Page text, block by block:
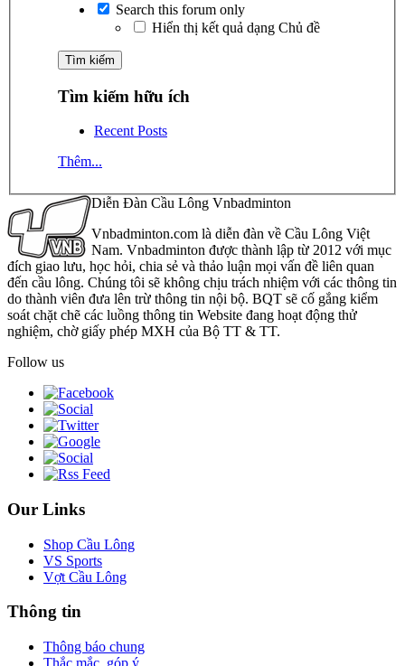
Search this forum only
Hiển thị kết quả dạng Chủ đề
Tìm kiếm hữu ích
Recent Posts
Thêm...
Diễn Đàn Cầu Lông Vnbadminton
Vnbadminton.com là diễn đàn về Cầu Lông Việt
Nam. Vnbadminton được thành lập từ 2012 với mục
đích giao lưu, học hỏi, chia sẻ và thảo luận mọi vấn đề liên quan
đến cầu lông. Chúng tôi sẽ không chịu trách nhiệm với các thông tin
do thành viên đưa lên trừ thông tin nội bộ. BQT sẽ cố gắng kiểm
soát chặt chẽ các luồng thông tin Website đang hoạt động thử
nghiệm, chờ giấy phép MXH của Bộ TT & TT.
Follow us
Our Links
Shop Cầu Lông
VS Sports
Vợt Cầu Lông
Thông tin
Thông báo chung
Thắc mắc, góp ý